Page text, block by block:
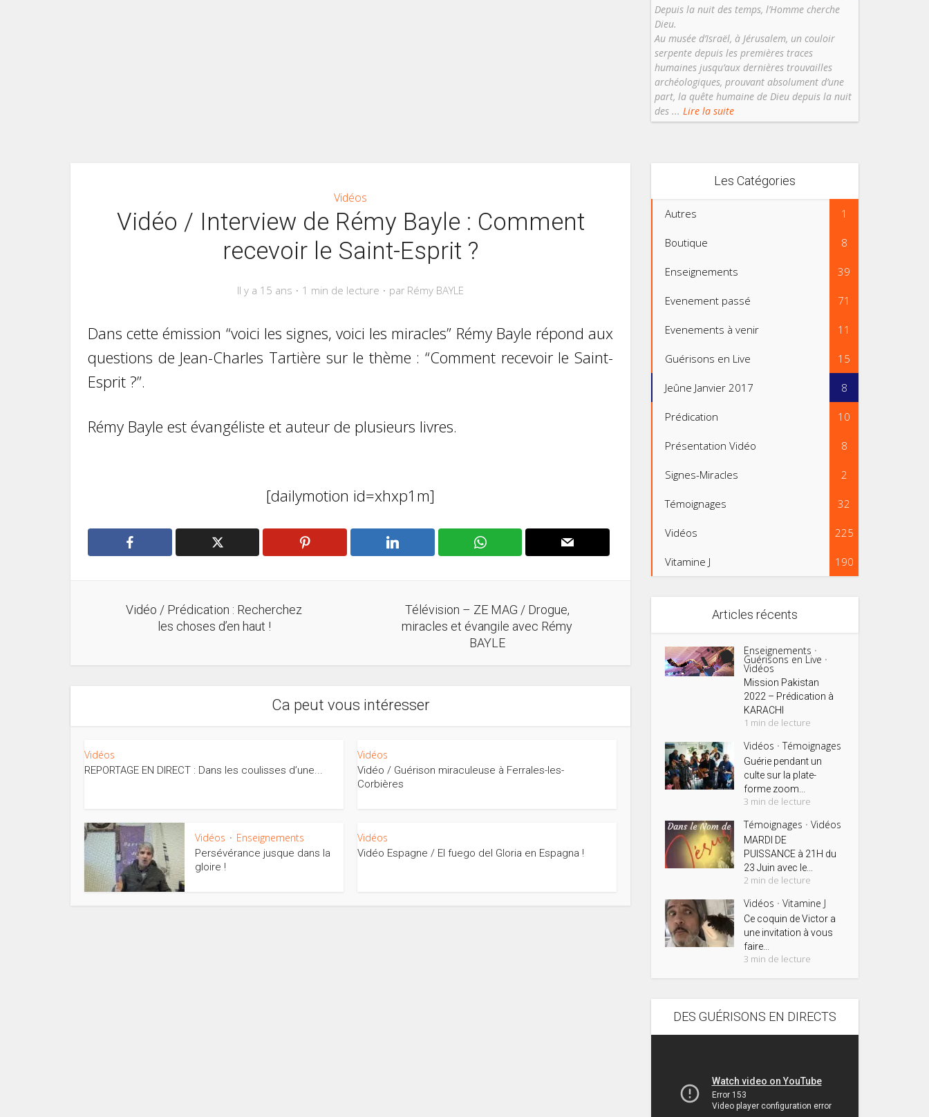
Depuis la nuit des temps, l’Homme cherche
Dieu.
Au musée d’Israël, à Jérusalem, un couloir
serpente depuis les premières traces
humaines jusqu’aux dernières trouvailles
archéologiques, prouvant absolument d’une
part, la quête humaine de Dieu depuis la nuit
des ... Lire la suite
Vidéos
Vidéo / Interview de Rémy Bayle : Comment
recevoir le Saint-Esprit ?
Il y a 15 ans 1 min de lecture par Rémy BAYLE
Dans cette émission “voici les signes, voici les miracles” Rémy Bayle répond aux
questions de Jean-Charles Tartière sur le thème : “Comment recevoir le Saint-
Esprit ?”.
Rémy Bayle est évangéliste et auteur de plusieurs livres.
[dailymotion id=xhxp1m]
Vidéo / Prédication : Recherchez
les choses d’en haut !
Télévision – ZE MAG / Drogue,
miracles et évangile avec Rémy
BAYLE
Ca peut vous intéresser
Vidéos
REPORTAGE EN DIRECT : Dans les coulisses d’une...
Vidéos
Vidéo / Guérison miraculeuse à Ferrales-les-
Corbières
Vidéos • Enseignements
Persévérance jusque dans la
gloire !
Vidéos
Vidéo Espagne / El fuego del Gloria en Espagna !
Les Catégories
Autres 1
Boutique 8
Enseignements 39
Evenement passé 71
Evenements à venir 11
Guérisons en Live 15
Jeûne Janvier 2017 8
Prédication 10
Présentation Vidéo 8
Signes-Miracles 2
Témoignages 32
Vidéos 225
Vitamine J 190
Articles récents
Enseignements •
Guérisons en Live •
Vidéos
Mission Pakistan
2022 – Prédication à
KARACHI
1 min de lecture
Vidéos • Témoignages
Guérie pendant un
culte sur la plate-
forme zoom...
3 min de lecture
Témoignages • Vidéos
MARDI DE
PUISSANCE à 21H du
23 Juin avec le...
2 min de lecture
Vidéos • Vitamine J
Ce coquin de Victor a
une invitation à vous
faire...
3 min de lecture
DES GUÉRISONS EN DIRECTS